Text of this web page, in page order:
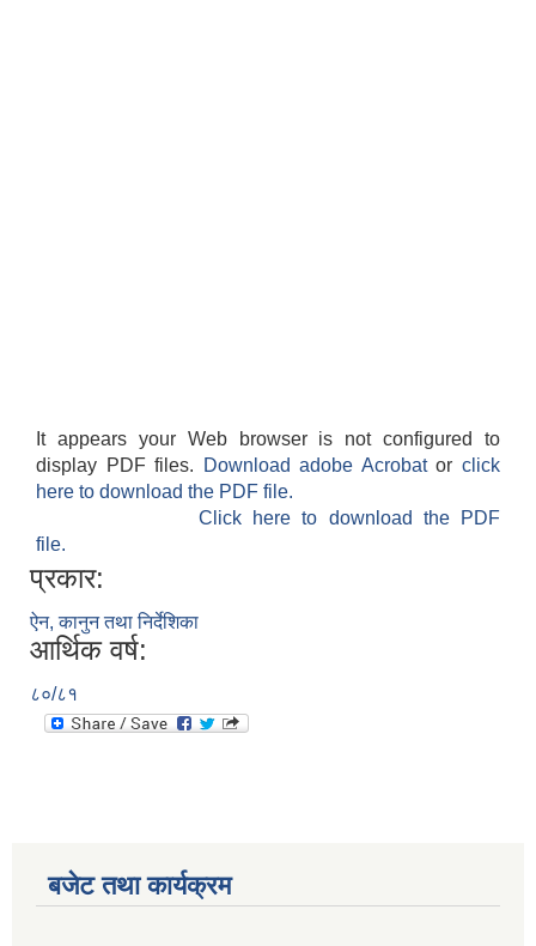
It appears your Web browser is not configured to
display PDF files.
Download adobe Acrobatorclick
here to download the PDF file.
Click here to download the PDF
file.
प्रकार:
ऐन, कानुन तथा निर्देशिका
आर्थिक वर्ष:
८०/८१
बजेट तथा कार्यक्रम